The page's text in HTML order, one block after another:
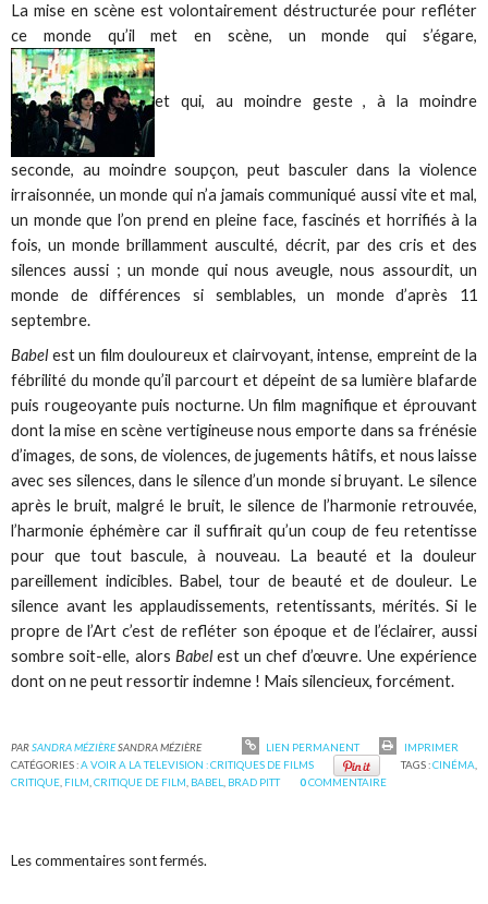
La mise en scène est volontairement déstructurée pour refléter
ce monde qu’il met en scène, un monde qui s’égare,
et qui, au moindre geste , à la moindre
seconde, au moindre soupçon, peut basculer dans la violence
irraisonnée, un monde qui n’a jamais communiqué aussi vite et mal,
un monde que l’on prend en pleine face, fascinés et horrifiés à la
fois, un monde brillamment ausculté, décrit, par des cris et des
silences aussi ; un monde qui nous aveugle, nous assourdit, un
monde de différences si semblables, un monde d’après 11
septembre.
Babelest un film douloureux et clairvoyant, intense, empreint de la
fébrilité du monde qu’il parcourt et dépeint de sa lumière blafarde
puis rougeoyante puis nocturne. Un film magnifique et éprouvant
dont la mise en scène vertigineuse nous emporte dans sa frénésie
d’images, de sons, de violences, de jugements hâtifs, et nous laisse
avec ses silences, dans le silence d’un monde si bruyant. Le silence
après le bruit, malgré le bruit, le silence de l’harmonie retrouvée,
l’harmonie éphémère car il suffirait qu’un coup de feu retentisse
pour que tout bascule, à nouveau. La beauté et la douleur
pareillement indicibles. Babel, tour de beauté et de douleur. Le
silence avant les applaudissements, retentissants, mérités. Si le
propre de l’Art c’est de refléter son époque et de l’éclairer, aussi
sombre soit-elle, alors Babelest un chef d’œuvre. Une expérience
dont on ne peut ressortir indemne ! Mais silencieux, forcément.
PARSANDRA MÉZIÈRESANDRA MÉZIÈRE LIEN PERMANENT
IMPRIMER
CATÉGORIES :A VOIR A LA TELEVISION : CRITIQUES DE FILMS TAGS :CINÉMA
CRITIQUE FILM ,CRITIQUE DE FILM BABEL BRAD PITT 0COMMENTAIRE
Les commentaires sont fermés.